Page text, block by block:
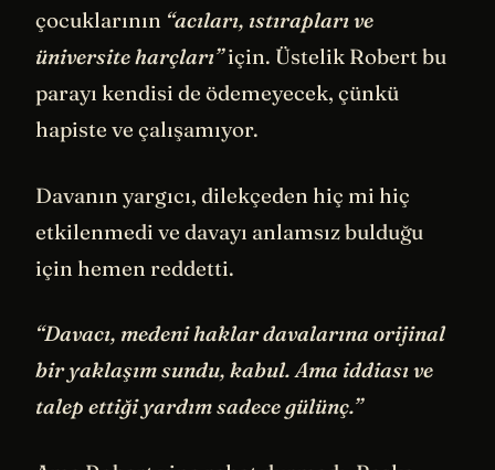
çocuklarının “acıları, ıstırapları ve
üniversite harçları”için. Üstelik Robert bu
parayı kendisi de ödemeyecek, çünkü
hapiste ve çalışamıyor.
Davanın yargıcı, dilekçeden hiç mi hiç
etkilenmedi ve davayı anlamsız bulduğu
için hemen reddetti.
“Davacı, medeni haklar davalarına orijinal
bir yaklaşım sundu, kabul. Ama iddiası ve
talep ettiği yardım sadece gülünç.”